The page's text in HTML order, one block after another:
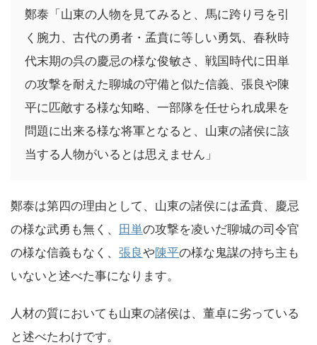
鄭泰「山東の人物を見てみると、馬に跨り弓を引
く腕力、古代の勇者・孟賁に等しい勇気、春秋時
代末期の呉の慶忌の様な俊敏さ、戦国時代に田単
の攻撃を耐えた聊城の守備と似た信義、張良や陳
平に匹敵する様な知略、一部隊を任せられ成果を
問題に出来る様な将軍となると、山東の諸侯に該
当する人物がいるとは思えません」
鄭泰は第四の理由として、山東の諸侯には孟賁、慶忌
の様な武勇も無く、 田単の攻撃を凌いだ聊城の司令官
の様な信義もなく、 張良や陳平の様な鬼謀の持ち主も
いないと述べた事になります。
人材の質においても山東の諸侯は、董卓に劣っている
と述べたわけです。